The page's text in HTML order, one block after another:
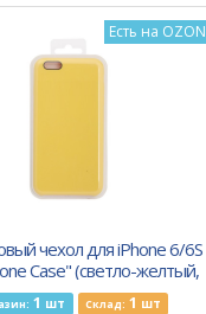
Есть на OZON
чехол для iPhone 6/6S
Case" (светло-желтый,
блистер) 55
1 шт Склад: 1 шт